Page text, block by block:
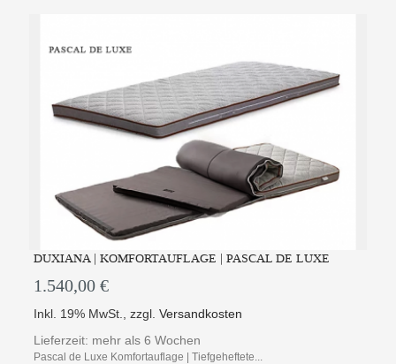
DUXIANA | KOMFORTAUFLAGE | PASCAL DE LUXE
1.540,00 €
Inkl. 19% MwSt. ,zzgl.Versandkosten
Lieferzeit: mehr als 6 Wochen
Pascal de Luxe Komfortauflage | Tiefgeheftete...